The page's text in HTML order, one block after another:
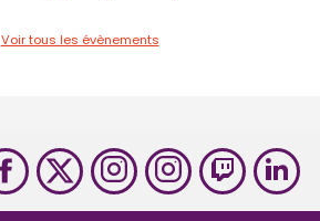
Voir tous les évènements